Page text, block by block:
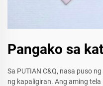
Pangako sa
Sa PUTIAN C&Q, nasa puso
ng kapaligiran. Ang aming